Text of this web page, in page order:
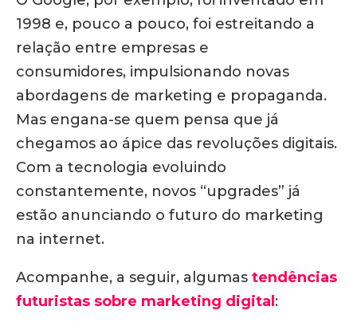
1998 e, pouco a pouco, foi estreitando a
relação entre empresas e
consumidores, impulsionando novas
abordagens de marketing e propaganda.
Mas engana-se quem pensa que já
chegamos ao ápice das revoluções digitais.
Com a tecnologia evoluindo
constantemente, novos “upgrades” já
estão anunciando o futuro do marketing
na internet.
Acompanhe, a seguir, algumas tendências
futuristas sobre marketing digital :